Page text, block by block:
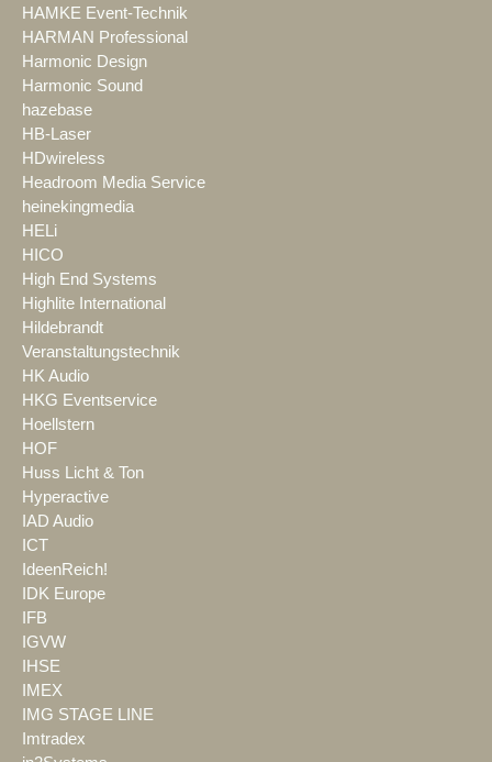
HAMKE Event-Technik
HARMAN Professional
Harmonic Design
Harmonic Sound
hazebase
HB-Laser
HDwireless
Headroom Media Service
heinekingmedia
HELi
HICO
High End Systems
Highlite International
Hildebrandt
Veranstaltungstechnik
HK Audio
HKG Eventservice
Hoellstern
HOF
Huss Licht & Ton
Hyperactive
IAD Audio
ICT
IdeenReich!
IDK Europe
IFB
IGVW
IHSE
IMEX
IMG STAGE LINE
Imtradex